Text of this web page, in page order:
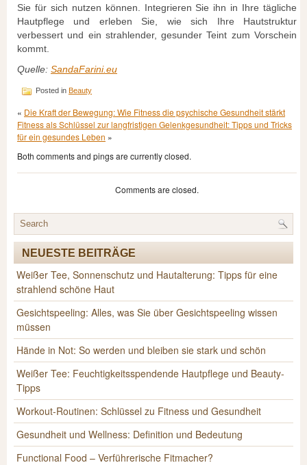
Sie für sich nutzen können. Integrieren Sie ihn in Ihre tägliche
Hautpflege und erleben Sie, wie sich Ihre Hautstruktur
verbessert und ein strahlender, gesunder Teint zum Vorschein
kommt.
Quelle: SandaFarini.eu
Posted in Beauty
« Die Kraft der Bewegung: Wie Fitness die psychische Gesundheit stärkt
Fitness als Schlüssel zur langfristigen Gelenkgesundheit: Tipps und Tricks
für ein gesundes Leben »
Both comments and pings are currently closed.
Comments are closed.
NEUESTE BEITRÄGE
Weißer Tee, Sonnenschutz und Hautalterung: Tipps für eine
strahlend schöne Haut
Gesichtspeeling: Alles, was Sie über Gesichtspeeling wissen
müssen
Hände in Not: So werden und bleiben sie stark und schön
Weißer Tee: Feuchtigkeitsspendende Hautpflege und Beauty-
Tipps
Workout-Routinen: Schlüssel zu Fitness und Gesundheit
Gesundheit und Wellness: Definition und Bedeutung
Functional Food – Verführerische Fitmacher?